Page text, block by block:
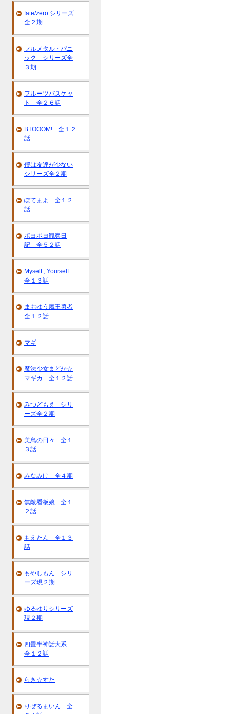
fate/zero シリーズ
全２期
フルメタル・パニ
ック シリーズ全
３期
フルーツバスケッ
ト 全２６話
BTOOOM! 全１２
話
僕は友達が少ない
シリーズ全２期
ぽてまよ 全１２
話
ポヨポヨ観察日
記 全５２話
Myself ; Yourself
全１３話
まおゆう魔王勇者
全１２話
マギ
魔法少女まどか☆
マギカ 全１２話
みつどもえ シリ
ーズ全２期
美鳥の日々 全１
３話
みなみけ 全４期
無敵看板娘 全１
２話
もえたん 全１３
話
もやしもん シリ
ーズ現２期
ゆるゆりシリーズ
現２期
四畳半神話大系
全１２話
らき☆すた
りぜるまいん 全